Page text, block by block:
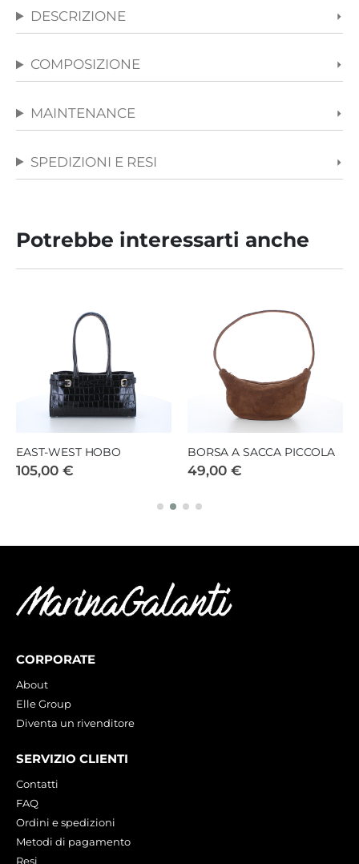
DESCRIZIONE
COMPOSIZIONE
MAINTENANCE
SPEDIZIONI E RESI
Potrebbe interessarti anche
EAST-WEST HOBO
105,00 €
BORSA A SACCA PICCOLA
49,00 €
CORPORATE
About
Elle Group
Diventa un rivenditore
SERVIZIO CLIENTI
Contatti
FAQ
Ordini e spedizioni
Metodi di pagamento
Resi